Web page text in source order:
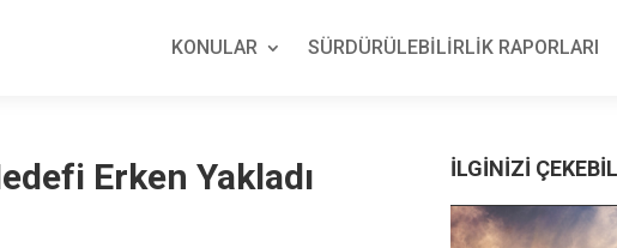
KONULAR SÜRDÜRÜLEBİLİRLİK RAPORLARI
Erken Yakladı İLGİNİZİ